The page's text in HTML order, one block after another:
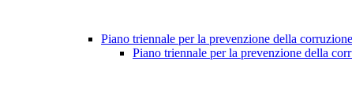
Piano triennale per la prevenzione della
Piano triennale per la prevenzione della